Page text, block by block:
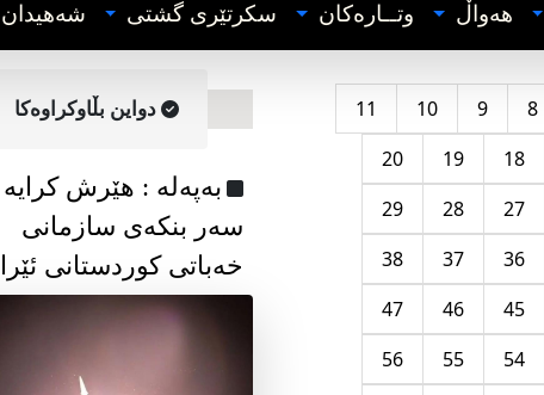
هه‌واڵ وتــاره‌کان سکرتێری گشتی شه‌هیدان
8
9
10
11
18
19
20
27
28
29
36
37
38
45
46
47
54
55
56
دواین بڵاوکراوه‌کا
به‌په‌له‌ : هێرش کرایە
سەر بنکەی سازمانی
خەباتی کوردستانی